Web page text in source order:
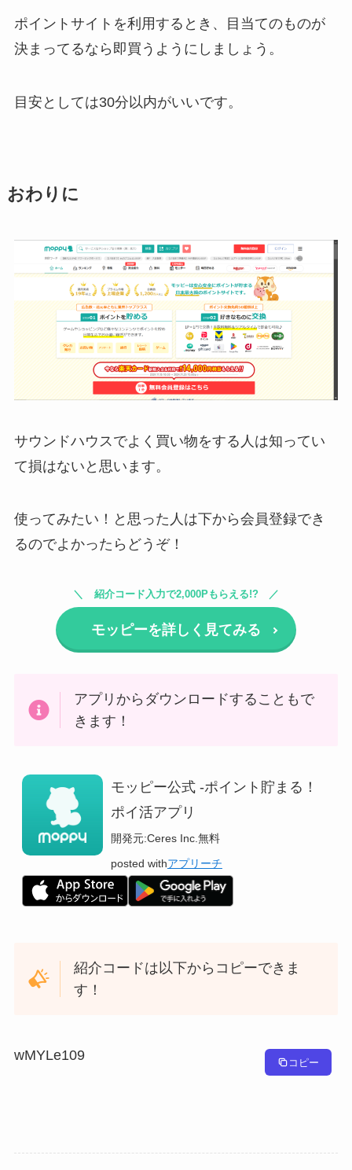
ポイントサイトを利用するとき、目当てのものが
決まってるなら即買うようにしましょう。
目安としては30分以内がいいです。
おわりに
サウンドハウスでよく買い物をする人は知ってい
て損はないと思います。
使ってみたい！と思った人は下から会員登録でき
るのでよかったらどうぞ！
紹介コード入力で2,000Pもらえる!?
モッピーを詳しく見てみる
アプリからダウンロードすることもで
きます！
モッピー公式 -ポイント貯まる！
ポイ活アプリ
開発元:Ceres Inc. 無料
posted withアプリーチ
紹介コードは以下からコピーできま
す！
wMYLe109 コピー